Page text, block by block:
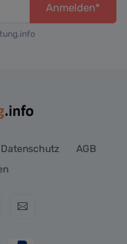
Anmelden*
Datenschutz
AGB